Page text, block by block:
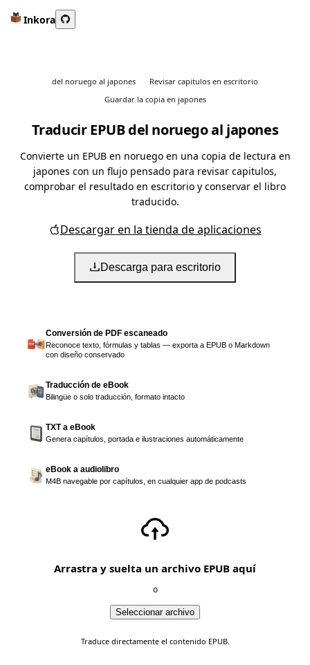
Inkora
del noruego al japones
Revisar capitulos en escritorio
Guardar la copia en japones
Traducir EPUB del noruego al japones
Convierte un EPUB en noruego en una copia de lectura en
japones con un flujo pensado para revisar capitulos,
comprobar el resultado en escritorio y conservar el libro
traducido.
Descargar en la tienda de aplicaciones
Descarga para escritorio
Conversión de PDF escaneado
Reconoce texto, fórmulas y tablas — exporta a EPUB o Markdown
con diseño conservado
Traducción de eBook
Bilingüe o solo traducción, formato intacto
TXT a eBook
Genera capítulos, portada e ilustraciones automáticamente
eBook a audiolibro
M4B navegable por capítulos, en cualquier app de podcasts
Arrastra y suelta un archivo EPUB aquí
o
Seleccionar archivo
Traduce directamente el contenido EPUB.